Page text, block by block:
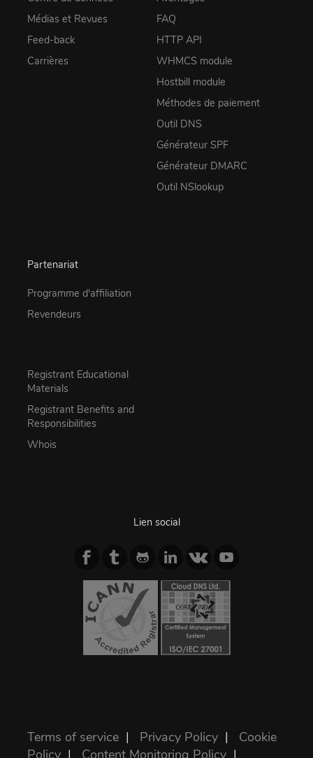
Médias et Revues
Feed-back
Carrières
FAQ
HTTP API
WHMCS module
Hostbill module
Méthodes de paiement
Outil DNS
Générateur SPF
Générateur DMARC
Outil NSlookup
Partenariat
Programme d'affiliation
Revendeurs
Registrant Educational
Materials
Registrant Benefits and
Responsibilities
Whois
Lien social
Terms of service | Privacy Policy | Cookie
Policy | Content Monitoring Policy |